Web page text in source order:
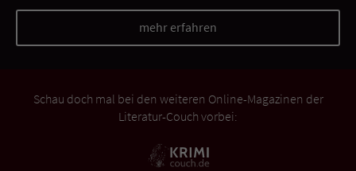
mehr erfahren
Schau doch mal bei den weiteren Online-Magazinen der
Literatur-Couch vorbei: